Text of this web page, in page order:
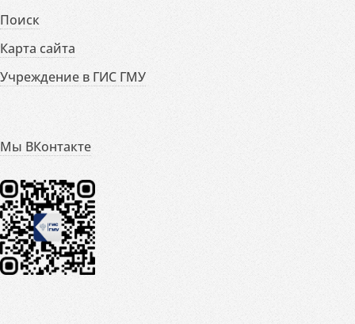
Поиск
Карта сайта
Учреждение в ГИС ГМУ
Мы ВКонтакте